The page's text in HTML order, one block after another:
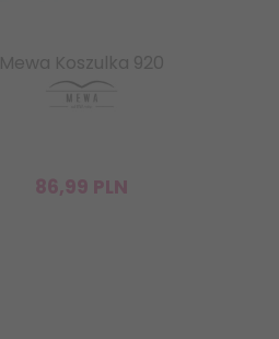
Mewa Koszulka 920
86,99 PLN